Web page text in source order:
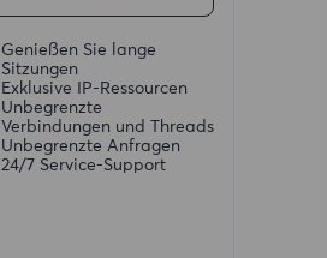
Genießen Sie lange
Sitzungen
Exklusive IP-Ressourcen
Unbegrenzte
Verbindungen und Threads
Unbegrenzte Anfragen
24/7 Service-Support